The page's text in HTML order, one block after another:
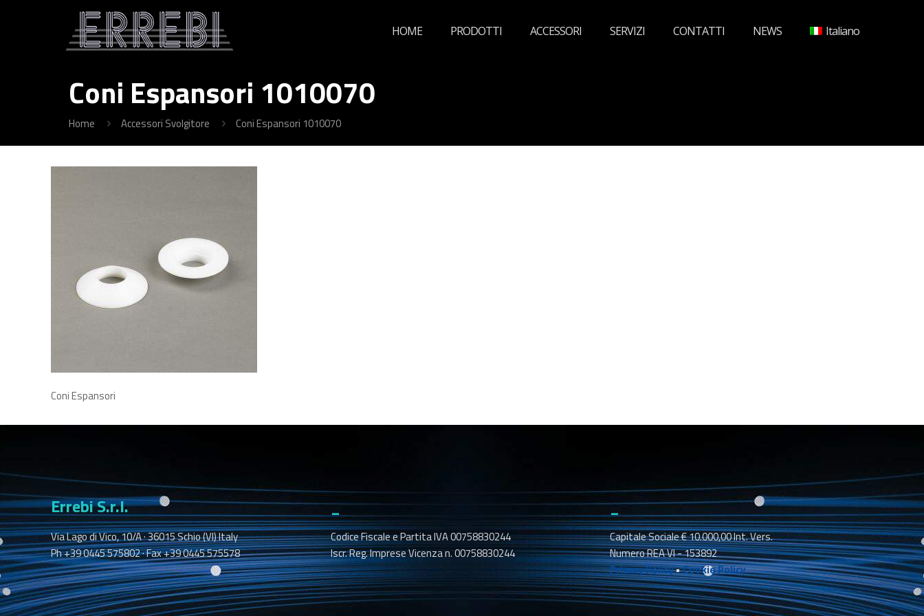
HOME PRODOTTI ACCESSORI SERVIZI CONTATTI NEWS Italiano
Coni Espansori 1010070
Home Accessori Svolgitore Coni Espansori 1010070
Coni Espansori
Errebi S.r.l.
Via Lago di Vico, 10/A · 36015 Schio (VI) Italy
Ph +39 0445 575802 · Fax +39 0445 575578
_
Codice Fiscale e Partita IVA 00758830244
Iscr. Reg. Imprese Vicenza n. 00758830244
_
Capitale Sociale € 10.000,00 Int. Vers.
Numero REA VI - 153892
Privacy Policy•Cookie Policy